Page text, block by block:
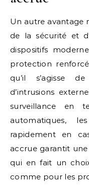
Un autre avantage
de la sécurité et
dispositifs
protection
qu’il s’agisse
d’intrusions
surveillance en
automatiques,
rapidement en
accrue garantit
qui en fait un
comme pour les